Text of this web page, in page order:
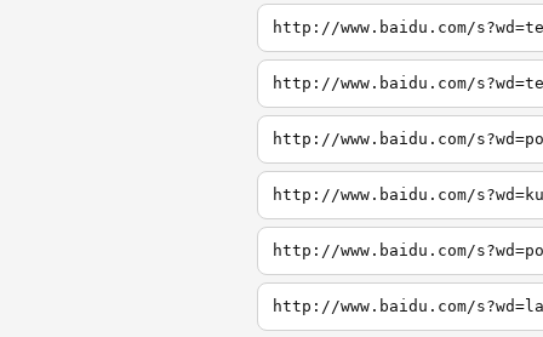
http://www.baidu.com/
http://www.baidu.com/
http://www.baidu.com/
http://www.baidu.com/
http://www.baidu.com/
http://www.baidu.com/